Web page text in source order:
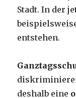
Stadt. In der
entstehen.
deshalb eine